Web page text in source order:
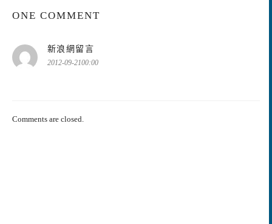
ONE COMMENT
新浪網留言
示:
2012-09-2100:00
Comments are closed.